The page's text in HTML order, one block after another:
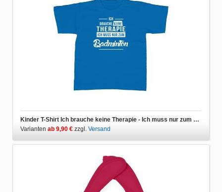
Kinder T-Shirt Ich brauche keine Therapie - Ich muss nur zum Badminton
Varianten ab 9,90 € zzgl. Versand